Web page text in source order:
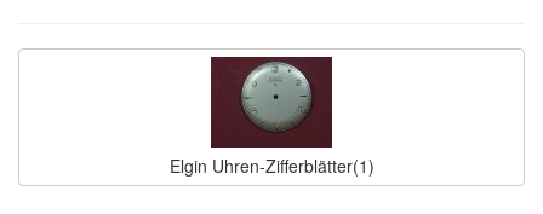
Elgin Uhren-Zifferblätter(1)